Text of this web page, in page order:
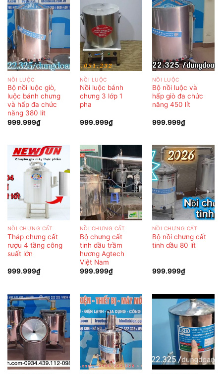
NỒI LUỘC
Bộ nồi luộc giò,
luộc bánh chưng
và hấp đa chức
năng 380 lít
999.999₫
NỒI LUỘC
Nồi luộc bánh
chưng 3 lớp 1
pha
999.999₫
NỒI LUỘC
Bộ nồi luộc và
hấp giò đa chức
năng 450 lít
999.999₫
NỒI CHƯNG CẤT
Tháp chưng cất
rượu 4 tầng công
suất lớn
999.999₫
NỒI CHƯNG CẤT
Bộ chưng cất
tinh dầu trầm
hương Agtech
Việt Nam
999.999₫
NỒI CHƯNG CẤT
Bộ nồi chưng cất
tinh dầu 80 lít
999.999₫